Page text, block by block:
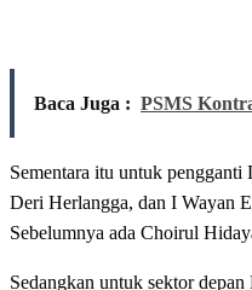
Baca Juga : PSMS
Sementara itu untuk
Deri Herlangga, dan I Wayan
Sebelumnya ada Choirul
Sedangkan untuk sektor